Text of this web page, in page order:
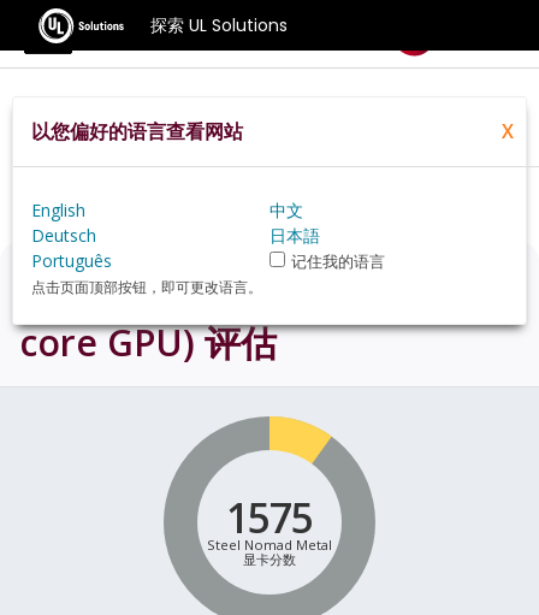
探索 UL Solutions
基准测试
Home Zh Hans Hardware
Mac%20mini%20(2024%20M4%20Pro,%2016
Core%20GPU)+review
Mac mini (2024 M4 Pro, 16-
core GPU)评估
1575
Steel Nomad Metal
显卡分数
以您偏好的语言查看网站 X
English
中文
Deutsch
日本語
Português
记住我的语言
点击页面顶部按钮，即可更改语言。